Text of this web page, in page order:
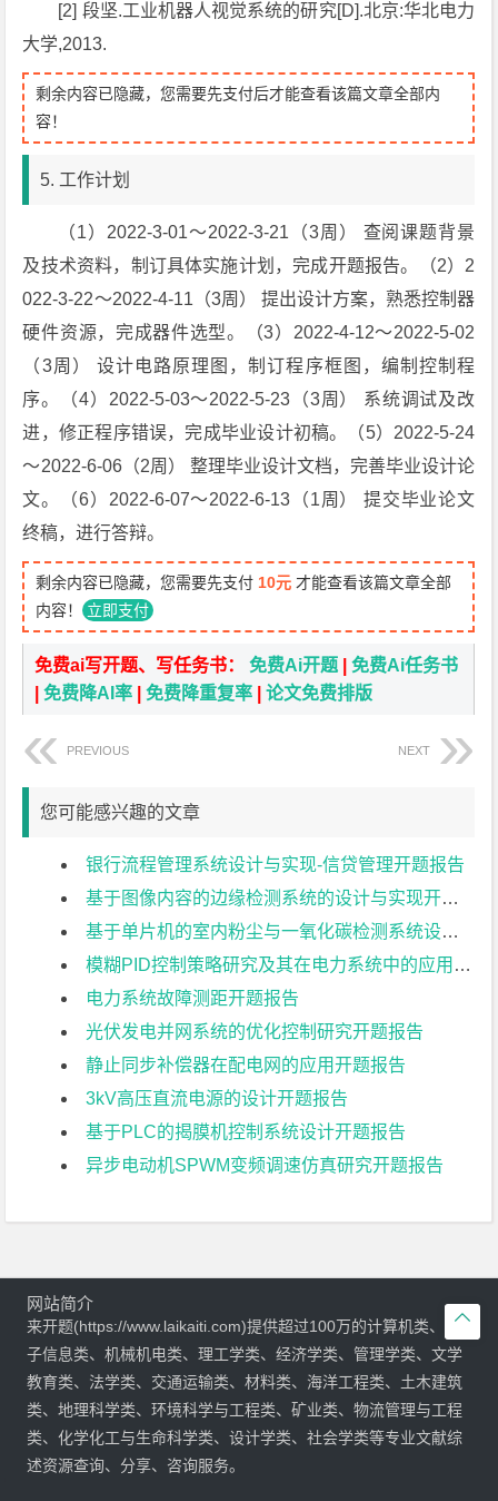
[2] 段坚.工业机器人视觉系统的研究[D].北京:华北电力
大学,2013.
剩余内容已隐藏，您需要先支付后才能查看该篇文章全部内
容！
5. 工作计划
（1）2022-3-01～2022-3-21（3周） 查阅课题背景
及技术资料，制订具体实施计划，完成开题报告。（2）2
022-3-22～2022-4-11（3周） 提出设计方案，熟悉控制器
硬件资源，完成器件选型。（3）2022-4-12～2022-5-02
（3周） 设计电路原理图，制订程序框图，编制控制程
序。（4）2022-5-03～2022-5-23（3周） 系统调试及改
进，修正程序错误，完成毕业设计初稿。（5）2022-5-24
～2022-6-06（2周） 整理毕业设计文档，完善毕业设计论
文。（6）2022-6-07～2022-6-13（1周） 提交毕业论文
终稿，进行答辩。
剩余内容已隐藏，您需要先支付 10元 才能查看该篇文章全部
内容！ 立即支付
免费ai写开题、写任务书：免费Ai开题 |免费Ai任务书
|免费降AI率 |免费降重复率 |论文免费排版
PREVIOUS NEXT
您可能感兴趣的文章
银行流程管理系统设计与实现-信贷管理开题报告
基于图像内容的边缘检测系统的设计与实现开题报告
基于单片机的室内粉尘与一氧化碳检测系统设计开题报告
模糊PID控制策略研究及其在电力系统中的应用开题报告
电力系统故障测距开题报告
光伏发电并网系统的优化控制研究开题报告
静止同步补偿器在配电网的应用开题报告
3kV高压直流电源的设计开题报告
基于PLC的揭膜机控制系统设计开题报告
异步电动机SPWM变频调速仿真研究开题报告

网站简介
来开题(https://www.laikaiti.com)提供超过100万的计算机类、电
子信息类、机械机电类、理工学类、经济学类、管理学类、文学
教育类、法学类、交通运输类、材料类、海洋工程类、土木建筑
类、地理科学类、环境科学与工程类、矿业类、物流管理与工程
类、化学化工与生命科学类、设计学类、社会学类等专业文献综
述资源查询、分享、咨询服务。